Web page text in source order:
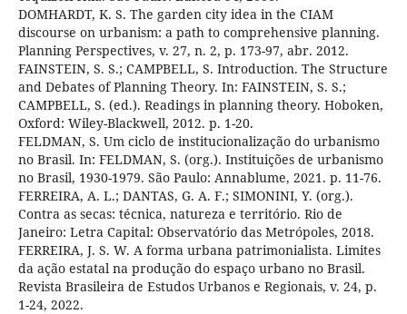
DOMHARDT, K. S. The garden city idea in the CIAM
discourse on urbanism: a path to comprehensive planning.
Planning Perspectives, v. 27, n. 2, p. 173-97, abr. 2012.
FAINSTEIN, S. S.; CAMPBELL, S. Introduction. The Structure
and Debates of Planning Theory. In: FAINSTEIN, S. S.;
CAMPBELL, S. (ed.). Readings in planning theory. Hoboken,
Oxford: Wiley-Blackwell, 2012. p. 1-20.
FELDMAN, S. Um ciclo de institucionalização do urbanismo
no Brasil. In: FELDMAN, S. (org.). Instituições de urbanismo
no Brasil, 1930-1979. São Paulo: Annablume, 2021. p. 11-76.
FERREIRA, A. L.; DANTAS, G. A. F.; SIMONINI, Y. (org.).
Contra as secas: técnica, natureza e território. Rio de
Janeiro: Letra Capital: Observatório das Metrópoles, 2018.
FERREIRA, J. S. W. A forma urbana patrimonialista. Limites
da ação estatal na produção do espaço urbano no Brasil.
Revista Brasileira de Estudos Urbanos e Regionais, v. 24, p.
1-24, 2022.